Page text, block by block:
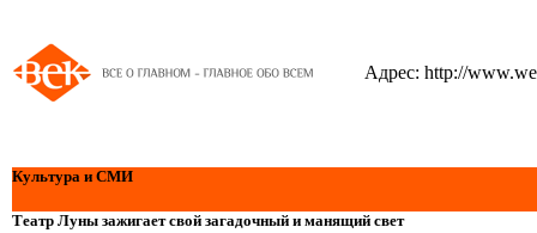
Адрес: http://
Культура и СМИ
Театр Луны зажигает свой загадочный и манящий свет